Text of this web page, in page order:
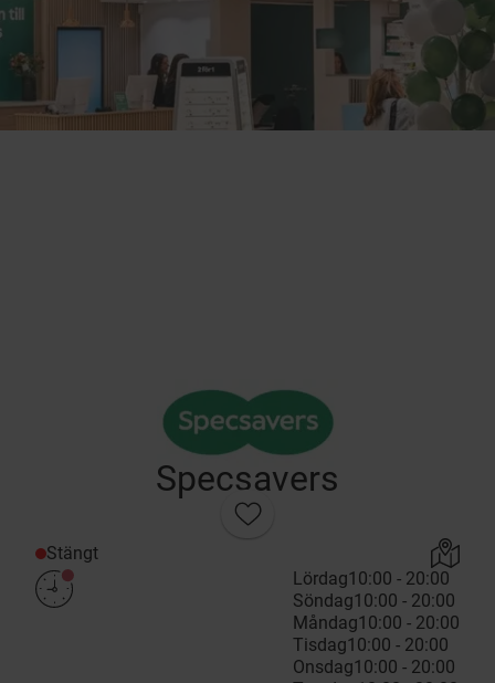
Specsavers
Stängt
Lördag10:00 - 20:00
Söndag10:00 - 20:00
Måndag10:00 - 20:00
Tisdag10:00 - 20:00
Onsdag10:00 - 20:00